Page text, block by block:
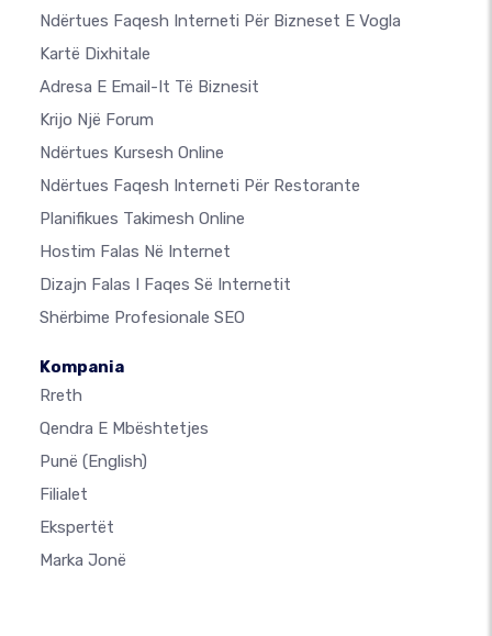
Ndërtues Faqesh Interneti Për Bizneset E Vogla
Kartë Dixhitale
Adresa E Email-It Të Biznesit
Krijo Një Forum
Ndërtues Kursesh Online
Ndërtues Faqesh Interneti Për Restorante
Planifikues Takimesh Online
Hostim Falas Në Internet
Dizajn Falas I Faqes Së Internetit
Shërbime Profesionale SEO
Kompania
Rreth
Qendra E Mbështetjes
Punë (English)
Filialet
Ekspertët
Marka Jonë